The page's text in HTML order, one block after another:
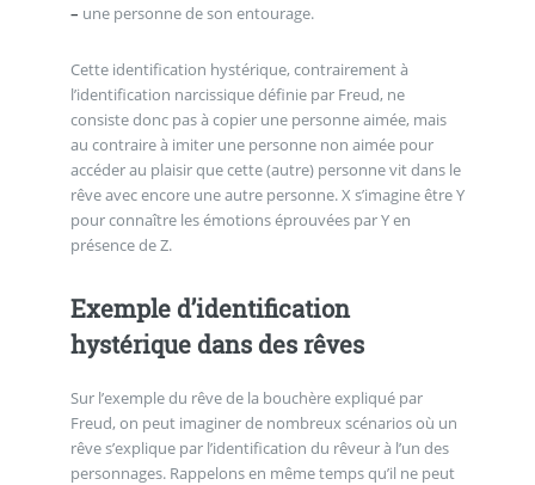
– une personne de son entourage.
Cette identification hystérique, contrairement à
l’identification narcissique définie par Freud, ne
consiste donc pas à copier une personne aimée, mais
au contraire à imiter une personne non aimée pour
accéder au plaisir que cette (autre) personne vit dans le
rêve avec encore une autre personne. X s’imagine être Y
pour connaître les émotions éprouvées par Y en
présence de Z.
Exemple d’identification
hystérique dans des rêves
Sur l’exemple du rêve de la bouchère expliqué par
Freud, on peut imaginer de nombreux scénarios où un
rêve s’explique par l’identification du rêveur à l’un des
personnages. Rappelons en même temps qu’il ne peut